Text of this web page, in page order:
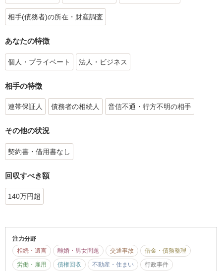
相手(債務者)の所在・財産調査
あなたの特徴
個人・プライベート 法人・ビジネス
相手の特徴
連帯保証人 債務者の相続人 音信不通・行方不明の相手
その他の状況
契約書・借用書なし
回収すべき額
140万円超
注力分野
相続・遺言
離婚・男女問題 交通事故
借金・債務整理
労働・雇用
債権回収 不動産・住まい 行政事件